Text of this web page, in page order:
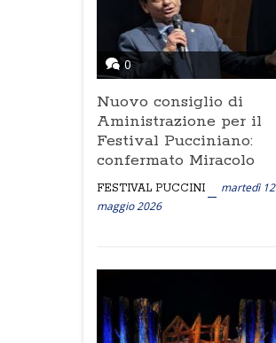
0
Nuovo consiglio di
Aministrazione per il
Festival Pucciniano:
confermato Miracolo
FESTIVAL PUCCINI
martedì 12
maggio 2026